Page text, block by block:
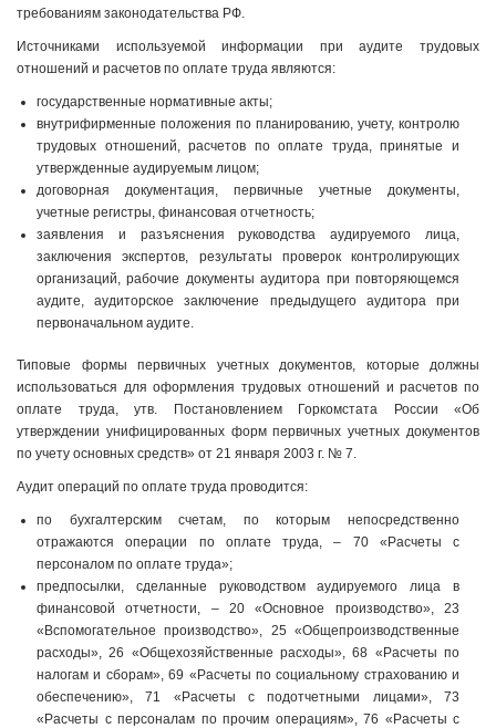
требованиям законодательства РФ.
Источниками используемой информации при аудите трудовых
отношений и расчетов по оплате труда являются:
государственные нормативные акты;
внутрифирменные положения по планированию, учету, контролю
трудовых отношений, расчетов по оплате труда, принятые и
утвержденные аудируемым лицом;
договорная документация, первичные учетные документы,
учетные регистры, финансовая отчетность;
заявления и разъяснения руководства аудируемого лица,
заключения экспертов, результаты проверок контролирующих
организаций, рабочие документы аудитора при повторяющемся
аудите, аудиторское заключение предыдущего аудитора при
первоначальном аудите.
Типовые формы первичных учетных документов, которые должны
использоваться для оформления трудовых отношений и расчетов по
оплате труда, утв. Постановлением Горкомстата России «Об
утверждении унифицированных форм первичных учетных документов
по учету основных средств» от 21 января 2003 г. № 7.
Аудит операций по оплате труда проводится:
по бухгалтерским счетам, по которым непосредственно
отражаются операции по оплате труда, – 70 «Расчеты с
персоналом по оплате труда»;
предпосылки, сделанные руководством аудируемого лица в
финансовой отчетности, – 20 «Основное производство», 23
«Вспомогательное производство», 25 «Общепроизводственные
расходы», 26 «Общехозяйственные расходы», 68 «Расчеты по
налогам и сборам», 69 «Расчеты по социальному страхованию и
обеспечению», 71 «Расчеты с подотчетными лицами», 73
«Расчеты с персоналам по прочим операциям», 76 «Расчеты с